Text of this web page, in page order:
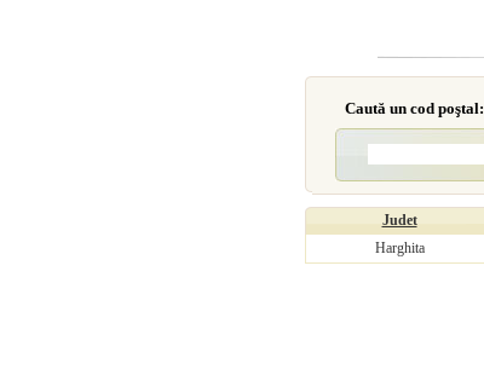
Caută un cod poştal:
Judet
Harghita